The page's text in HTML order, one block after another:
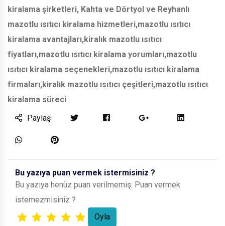
kiralama şirketleri, Kahta ve Dörtyol ve Reyhanlı
mazotlu ısıtıcı kiralama hizmetleri,mazotlu ısıtıcı
kiralama avantajları,kiralık mazotlu ısıtıcı
fiyatları,mazotlu ısıtıcı kiralama yorumları,mazotlu
ısıtıcı kiralama seçenekleri,mazotlu ısıtıcı kiralama
firmaları,kiralık mazotlu ısıtıcı çeşitleri,mazotlu ısıtıcı
kiralama süreci
Paylaş
Bu yazıya puan vermek istermisiniz ?
Bu yazıya henüz puan verilmemiş. Puan vermek
istemezmisiniz ?